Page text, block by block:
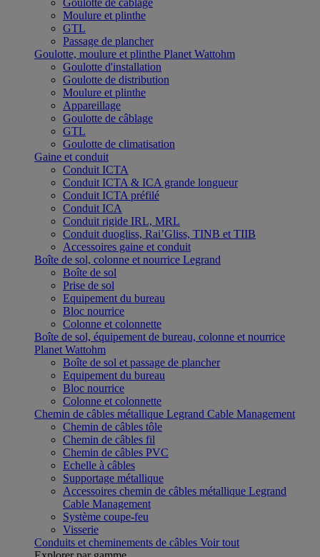
Goulotte de câblage
Moulure et plinthe
GTL
Passage de plancher
Goulotte, moulure et plinthe Planet Wattohm
Goulotte d'installation
Goulotte de distribution
Moulure et plinthe
Appareillage
Goulotte de câblage
GTL
Goulotte de climatisation
Gaine et conduit
Conduit ICTA
Conduit ICTA & ICA grande longueur
Conduit ICTA préfilé
Conduit ICA
Conduit rigide IRL, MRL
Conduit duogliss, Rai’Gliss, TINB et TIIB
Accessoires gaine et conduit
Boîte de sol, colonne et nourrice Legrand
Boîte de sol
Prise de sol
Equipement du bureau
Bloc nourrice
Colonne et colonnette
Boîte de sol, équipement de bureau, colonne et nourrice
Planet Wattohm
Boîte de sol et passage de plancher
Equipement du bureau
Bloc nourrice
Colonne et colonnette
Chemin de câbles métallique Legrand Cable Management
Chemin de câbles tôle
Chemin de câbles fil
Chemin de câbles PVC
Echelle à câbles
Supportage métallique
Accessoires chemin de câbles métallique Legrand
Cable Management
Système coupe-feu
Visserie
Conduits et cheminements de câbles Voir tout